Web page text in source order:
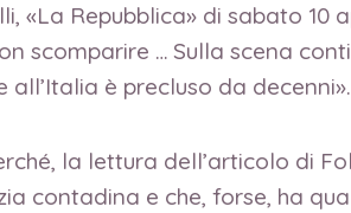
«La Repubblica» di sabato 10
scomparire … Sulla scena
all’Italia è precluso da
la lettura dell’articolo di
contadina e che, forse, ha